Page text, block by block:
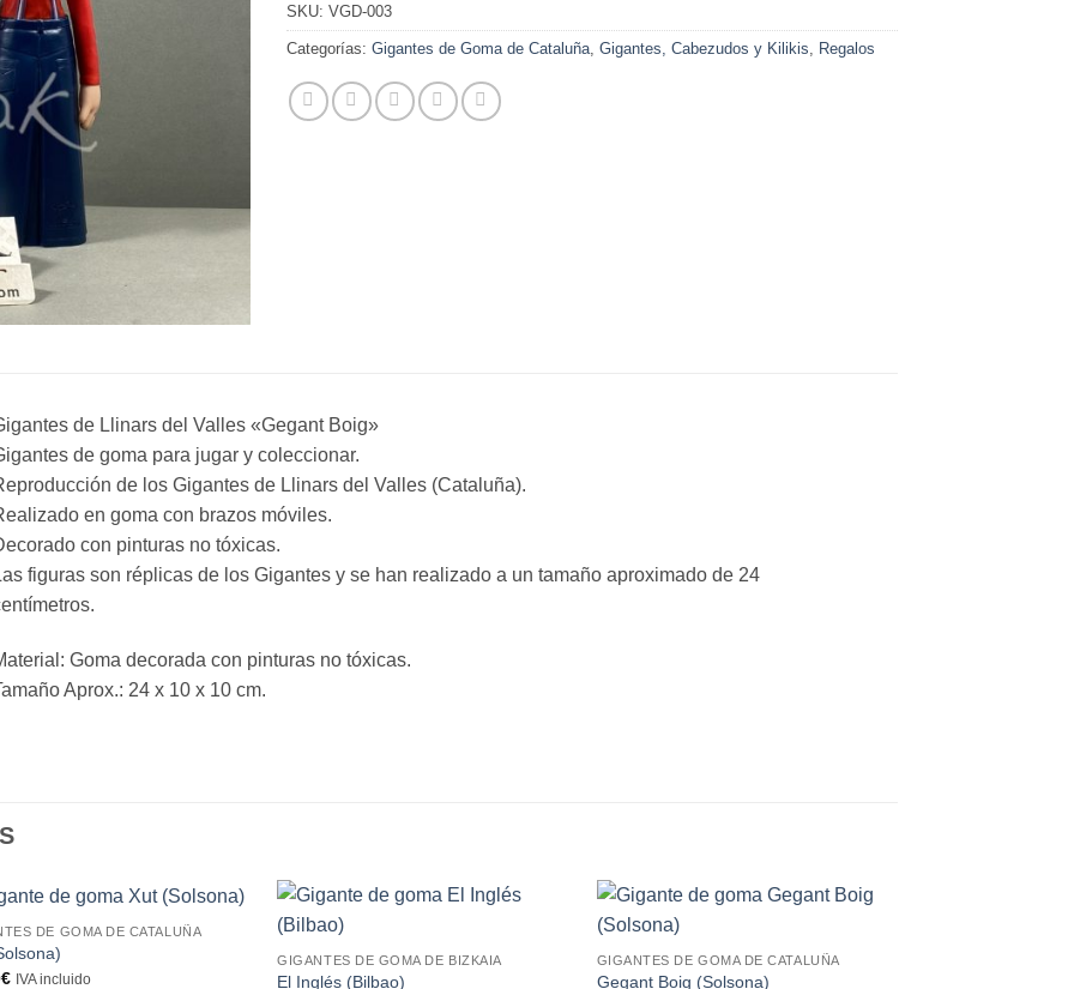
SKU: VGD-003
Categorías: Gigantes de Goma de Cataluña Gigantes, Cabezudos y Kilikis Regalos
de Llinars del Valles «Gegant Boig»
de goma para jugar y coleccionar.
de los Gigantes de Llinars del Valles (Cataluña).
en goma con brazos móviles.
con pinturas no tóxicas.
figuras son réplicas de los Gigantes y se han realizado a un tamaño aproximado de 24
Goma decorada con pinturas no tóxicas.
Aprox.: 24 x 10 x 10 cm.
DE GOMA DE CATALUÑA
€ IVA incluido
GIGANTES DE GOMA DE BIZKAIA
El Inglés (Bilbao)
GIGANTES DE GOMA DE CATALUÑA
Gegant Boig (Solsona)